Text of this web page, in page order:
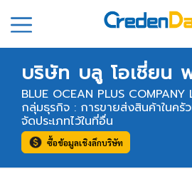
บริษัท บลู โอเชี่ยน
BLUE OCEAN PLUS COMPANY
กลุ่มธุรกิจ : การขายส่งสินค้าในครั
จัดประเภทไว้ในที่อื่น
ซื้อข้อมูลเชิงลึกบริษัท